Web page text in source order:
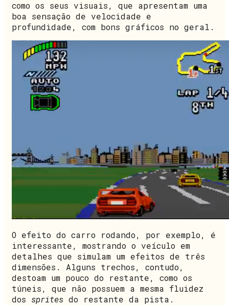
como os seus visuais, que apresentam uma
boa sensação de velocidade e
profundidade, com bons gráficos no geral.
O efeito do carro rodando, por exemplo, é
interessante, mostrando o veículo em
detalhes que simulam um efeitos de três
dimensões. Alguns trechos, contudo,
destoam um pouco do restante, como os
túneis, que não possuem a mesma fluidez
dos sprites do restante da pista.